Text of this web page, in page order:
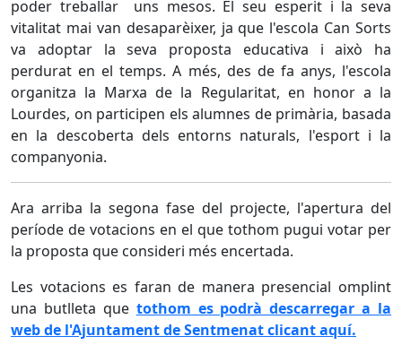
poder treballar uns mesos. El seu esperit i la seva
vitalitat mai van desaparèixer, ja que l'escola Can Sorts
va adoptar la seva proposta educativa i això ha
perdurat en el temps. A més, des de fa anys, l'escola
organitza la Marxa de la Regularitat, en honor a la
Lourdes, on participen els alumnes de primària, basada
en la descoberta dels entorns naturals, l'esport i la
companyonia.
Ara arriba la segona fase del projecte, l'apertura del
període de votacions en el que tothom pugui votar per
la proposta que consideri més encertada.
Les votacions es faran de manera presencial omplint
una butlleta que tothom es podrà descarregar a la
web de l'Ajuntament de Sentmenat clicant aquí.